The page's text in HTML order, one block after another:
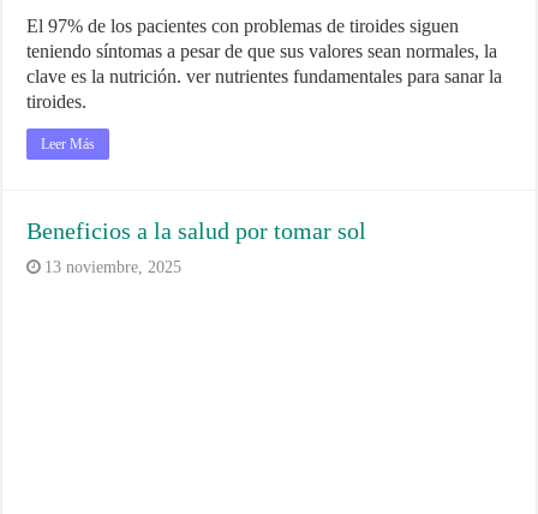
El 97% de los pacientes con problemas de tiroides siguen
teniendo síntomas a pesar de que sus valores sean normales, la
clave es la nutrición. ver nutrientes fundamentales para sanar la
tiroides.
Leer Más
Beneficios a la salud por tomar sol
13 noviembre, 2025